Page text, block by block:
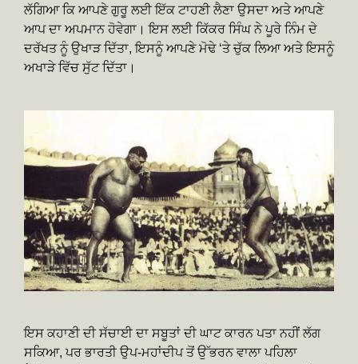
ਲੱਗਿਆ ਕਿ ਆਪਣੇ ਗੁਰੂ ਲਈ ਇੱਕ ਟਾਹਣੀ ਲੈਣਾ ਉਸਦਾ ਅਤੇ ਆਪਣੇ
ਆਪ ਦਾ ਅਪਮਾਨ ਹੋਵੇਗਾ। ਇਸ ਲਈ ਕਿੱਕਰ ਸਿੰਘ ਨੇ ਪੂਰੇ ਨਿੰਮ ਦੇ
ਦਰੱਖਤ ਨੂੰ ਉਖਾੜ ਦਿੱਤਾ, ਇਸਨੂੰ ਆਪਣੇ ਮੋਢੇ ‘ਤੇ ਚੁੱਕ ਲਿਆ ਅਤੇ ਇਸਨੂੰ
ਅਖਾੜੇ ਵਿੱਚ ਸੁੱਟ ਦਿੱਤਾ।
ਇਸ ਕਹਾਣੀ ਦੀ ਸੱਚਾਈ ਦਾ ਸਬੂਤਾਂ ਦੀ ਘਾਟ ਕਾਰਨ ਪਤਾ ਨਹੀਂ ਲੱਗ
ਸਕਿਆ, ਪਰ ਭਾਰਤੀ ਉਪ-ਮਹਾਂਦੀਪ ਤੋਂ ਉੱਭਰਨ ਵਾਲਾ ਪਹਿਲਾ